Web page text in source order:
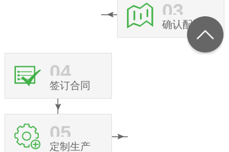
03
确认配置
04
签订合同
05
定制生产